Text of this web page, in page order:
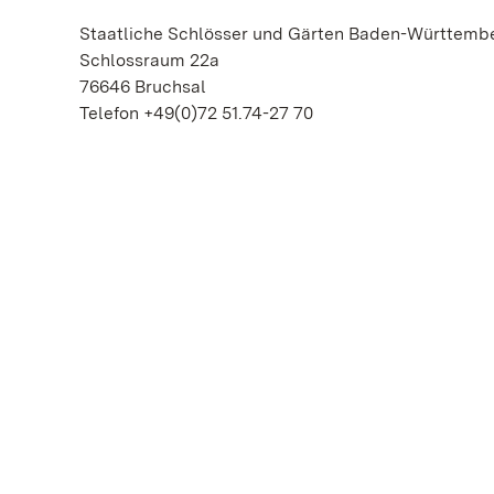
Staatliche Schlösser und Gärten Baden-
Schlossraum 22a
76646 Bruchsal
Telefon +49(0)72 51.74-27 70